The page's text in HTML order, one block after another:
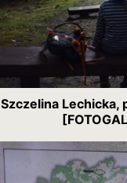
Szczelina Lechicka,